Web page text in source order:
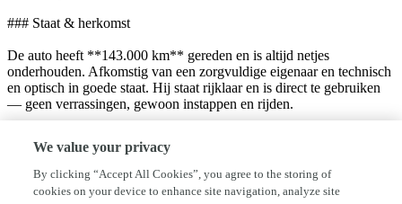
### Staat & herkomst
De auto heeft **143.000 km** gereden en is altijd netjes
onderhouden. Afkomstig van een zorgvuldige eigenaar en technisch
en optisch in goede staat. Hij staat rijklaar en is direct te gebruiken
— geen verrassingen, gewoon instappen en rijden.
Bij **Autobedrijf Favoriet** draait het om vertrouwen en
persoonlijk contact. We nemen de tijd, zijn transparant over onze
auto’s en denken graag met je mee. Geen snelle praatjes, maar
We value your privacy
By clicking “Accept All Cookies”, you agree to the storing of
cookies on your device to enhance site navigation, analyze site